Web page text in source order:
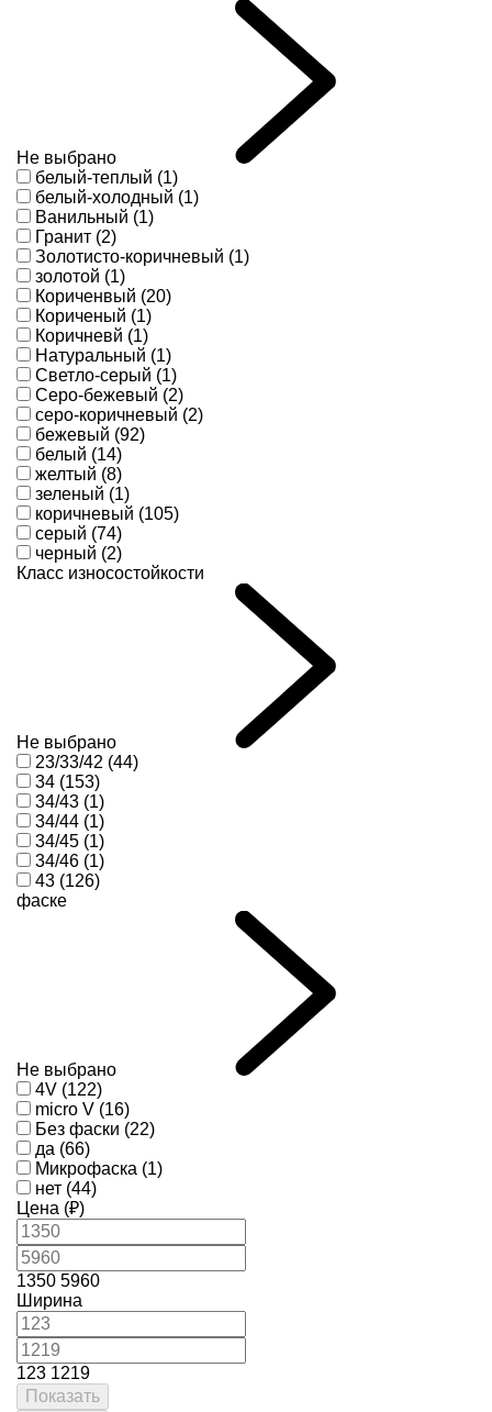
Не выбрано
белый-теплый (1)
белый-холодный (1)
Ванильный (1)
Гранит (2)
Золотисто-коричневый (1)
золотой (1)
Кориченвый (20)
Кориченый (1)
Коричневй (1)
Натуральный (1)
Светло-серый (1)
Серо-бежевый (2)
серо-коричневый (2)
бежевый (92)
белый (14)
желтый (8)
зеленый (1)
коричневый (105)
серый (74)
черный (2)
Класс износостойкости
Не выбрано
23/33/42 (44)
34 (153)
34/43 (1)
34/44 (1)
34/45 (1)
34/46 (1)
43 (126)
фаске
Не выбрано
4V (122)
micro V (16)
Без фаски (22)
да (66)
Микрофаска (1)
нет (44)
Цена (₽)
1350 5960
Ширина
123 1219
Показать